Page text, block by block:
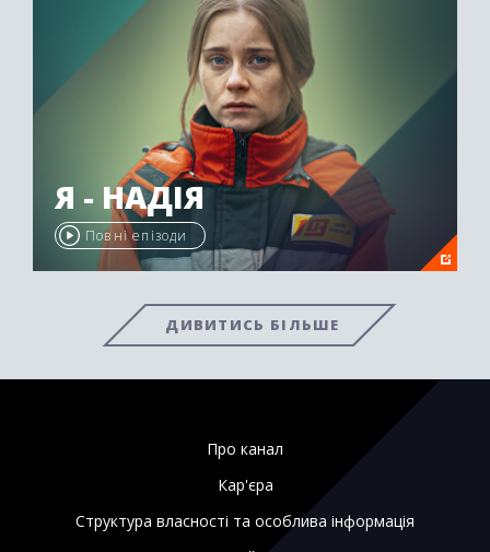
Я - НАДІЯ
Повні епізоди
ДИВИТИСЬ БІЛЬШЕ
Про канал
Кар'єра
Структура власності та особлива інформація